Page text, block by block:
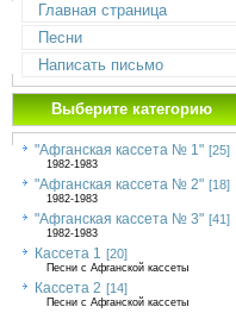
Главная страница
Песни
Написать письмо
Выберите категорию
"Афганская кассета № 1" [25]
1982-1983
"Афганская кассета № 2" [18]
1982-1983
"Афганская кассета № 3" [41]
1982-1983
Кассета 1 [20]
Песни с Афганской кассеты
Кассета 2 [14]
Песни с Афганской кассеты